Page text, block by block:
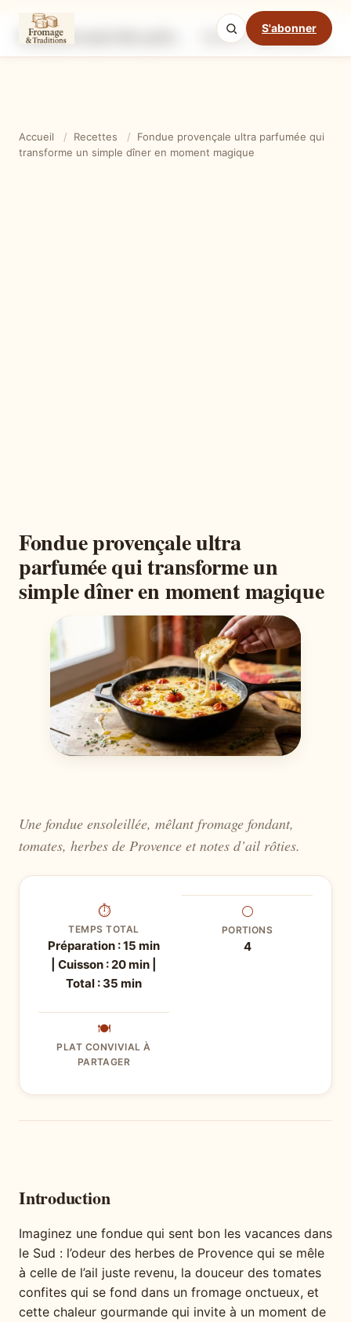
S'abonner
Ingrédients Étapes
Mode cuisine
Accueil / Recettes /
Fondue provençale ultra parfumée qui
transforme un simple dîner en moment magique
Fondue provençale ultra
parfumée qui transforme un
simple dîner en moment magique
Une fondue ensoleillée, mêlant fromage fondant,
tomates, herbes de Provence et notes d’ail rôties.
⏱
TEMPS TOTAL
Préparation : 15 min
| Cuisson : 20 min |
Total : 35 min
⚪
PORTIONS
4
🍽
PLAT CONVIVIAL À
PARTAGER
Introduction
Imaginez une fondue qui sent bon les vacances dans
le Sud : l’odeur des herbes de Provence qui se mêle
à celle de l’ail juste revenu, la douceur des tomates
confites qui se fond dans un fromage onctueux, et
cette chaleur gourmande qui invite à un moment de